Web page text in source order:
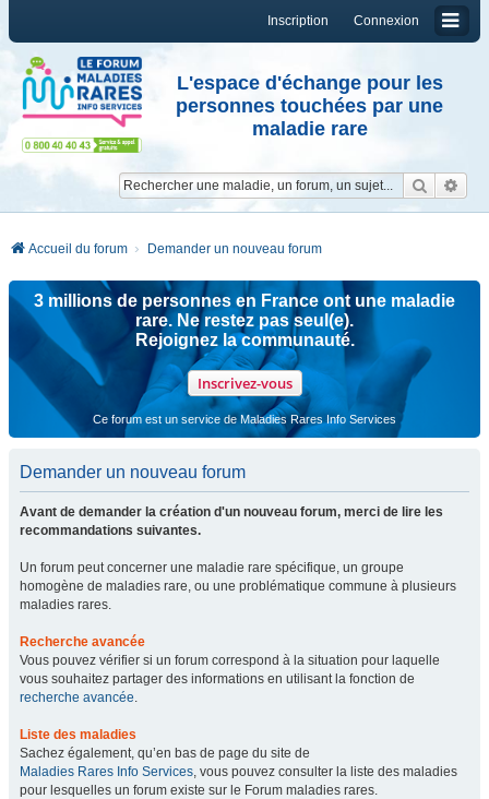
Connexion
Inscription
L'espace d'échange pour les
personnes touchées par une
maladie rare
Accueil du forum Demander un nouveau forum
3 millions de personnes en France ont une maladie
rare. Ne restez pas seul(e).
Rejoignez la communauté.
Inscrivez-vous
Ce forum est un service de Maladies Rares Info Services
Demander un nouveau forum
Avant de demander la création d'un nouveau forum, merci de lire les
recommandations suivantes.
Un forum peut concerner une maladie rare spécifique, un groupe
homogène de maladies rare, ou une problématique commune à plusieurs
maladies rares.
Recherche avancée
Vous pouvez vérifier si un forum correspond à la situation pour laquelle
vous souhaitez partager des informations en utilisant la fonction de
recherche avancée.
Liste des maladies
Sachez également, qu’en bas de page du site de
Maladies Rares Info Services, vous pouvez consulter la liste des maladies
pour lesquelles un forum existe sur le Forum maladies rares.